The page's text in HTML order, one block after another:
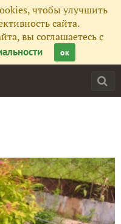
чтобы улучшить
сайта.
вы соглашаетесь с
ок
15